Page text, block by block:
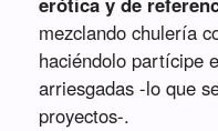
mezclando chulería
haciéndolo partícipe
arriesgadas -lo que
proyectos-.